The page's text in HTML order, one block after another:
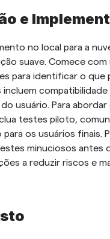
e
no local para a
suave. Comece com
para identificar o que
usuário. Para
testes piloto,
os usuários finais.
minuciosos antes
a reduzir riscos e